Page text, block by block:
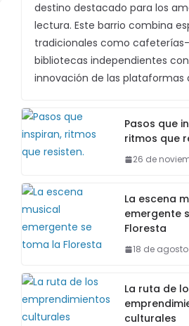
destino destacado para los
lectura. Este barrio combina
tradicionales como
bibliotecas independientes
innovación de las plataformas
Pasos que
ritmos que
26 de
La escena
emergente
Floresta
18 de
La ruta de
culturales